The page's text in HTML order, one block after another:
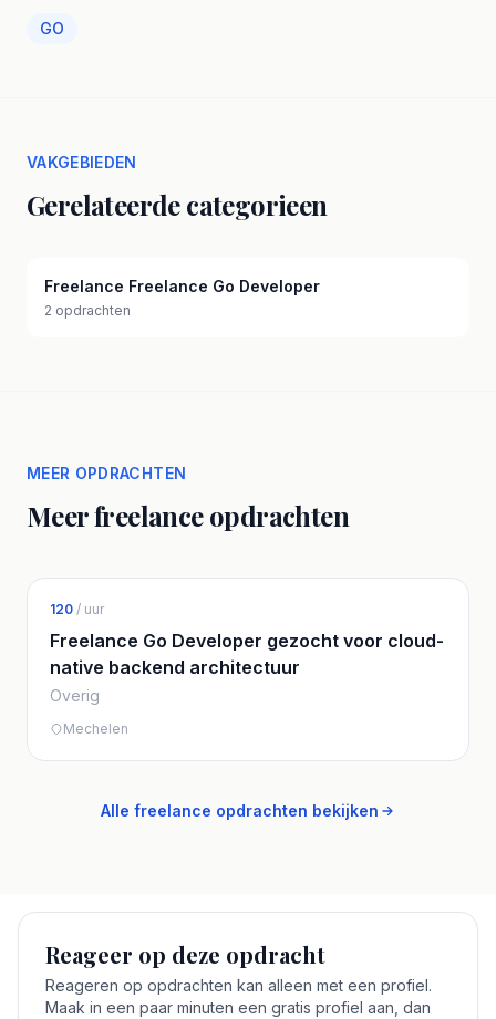
GO
VAKGEBIEDEN
Gerelateerde categorieen
Freelance Freelance Go Developer
2 opdrachten
MEER OPDRACHTEN
Meer freelance opdrachten
120 / uur
Freelance Go Developer gezocht voor cloud-
native backend architectuur
Overig
Mechelen
Alle freelance opdrachten bekijken
Reageer op deze opdracht
Reageren op opdrachten kan alleen met een profiel.
Maak in een paar minuten een gratis profiel aan, dan